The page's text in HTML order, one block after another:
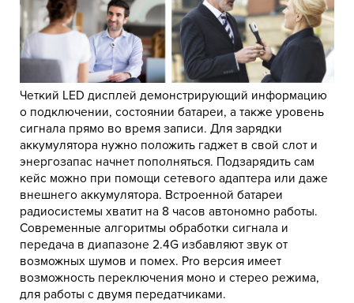
Четкий LED дисплей демонстрирующий информацию
о подключении, состоянии батареи, а также уровень
сигнала прямо во время записи. Для зарядки
аккумулятора нужно положить гаджет в свой слот и
энергозапас начнет пополняться. Подзарядить сам
кейс можно при помощи сетевого адаптера или даже
внешнего аккумулятора. Встроенной батареи
радиосистемы хватит на 8 часов автономно работы.
Современные алгоритмы обработки сигнала и
передача в диапазоне 2.4G избавляют звук от
возможных шумов и помех. Pro версия имеет
возможность переключения моно и стерео режима,
для работы с двумя передатчиками.